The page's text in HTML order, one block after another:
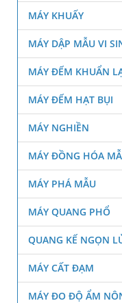
MÁY KHUẤY
MÁY DẬP MẪU VI
MÁY ĐẾM KHUẨN
MÁY ĐẾM HẠT BỤI
MÁY NGHIỀN
MÁY ĐỒNG HÓA
MÁY PHÁ MẪU
MÁY QUANG PHỔ
QUANG KẾ NGỌN
MÁY CẤT ĐẠM
MÁY ĐO ĐỘ ẨM